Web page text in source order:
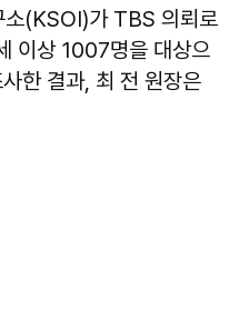
소(KSOI)가 TBS 의뢰로
이상 1007명을 대상으
한 결과, 최 전 원장은